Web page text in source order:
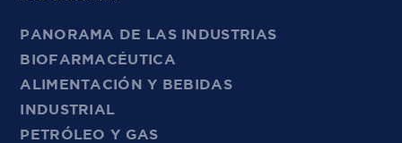
PANORAMA DE LAS INDUSTRIAS
BIOFARMACÉUTICA
ALIMENTACIÓN Y BEBIDAS
INDUSTRIAL
PETRÓLEO Y GAS